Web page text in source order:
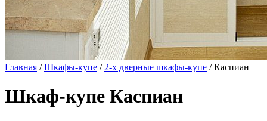
Главная /Шкафы-купе / 2-х дверные шкафы-купе / Каспиан
Шкаф-купе Каспиан